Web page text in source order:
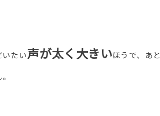
たい声が太く大きいほうで、あと
。